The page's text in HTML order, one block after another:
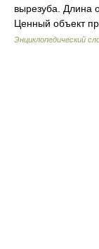
вырезуба. Длина
Ценный объект
Энциклопедический